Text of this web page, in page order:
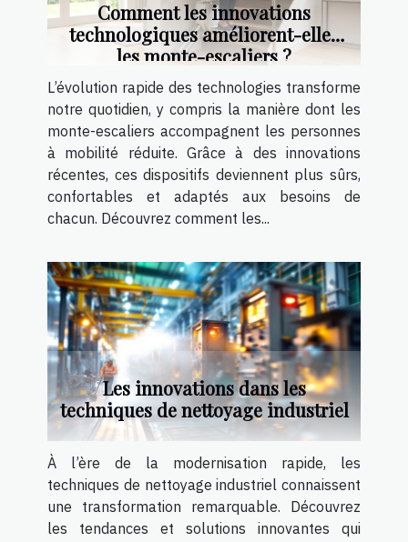
Comment les innovations
technologiques améliorent-elles
les monte-escaliers ?
L’évolution rapide des technologies transforme
notre quotidien, y compris la manière dont les
monte-escaliers accompagnent les personnes
à mobilité réduite. Grâce à des innovations
récentes, ces dispositifs deviennent plus sûrs,
confortables et adaptés aux besoins de
chacun. Découvrez comment les...
Les innovations dans les
techniques de nettoyage industriel
À l’ère de la modernisation rapide, les
techniques de nettoyage industriel connaissent
une transformation remarquable. Découvrez
les tendances et solutions innovantes qui